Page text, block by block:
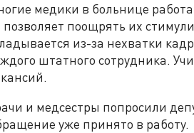
медики в больнице
позволяет поощрять их
из-за нехватки
штатного сотрудника.
и медсестры попросили
уже принято в работу.